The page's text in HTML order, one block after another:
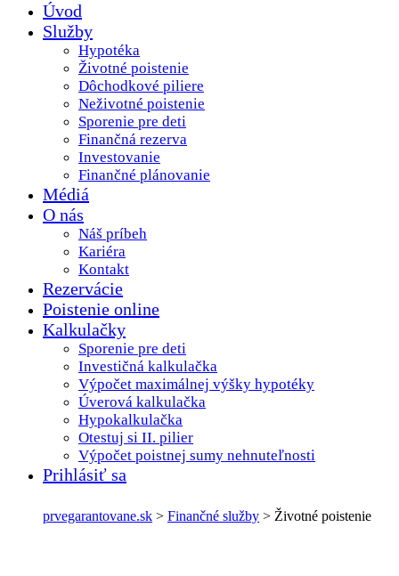
Úvod
Služby
Hypotéka
Životné poistenie
Dôchodkové piliere
Neživotné poistenie
Sporenie pre deti
Finančná rezerva
Investovanie
Finančné plánovanie
Médiá
O nás
Náš príbeh
Kariéra
Kontakt
Rezervácie
Poistenie online
Kalkulačky
Sporenie pre deti
Investičná kalkulačka
Výpočet maximálnej výšky hypotéky
Úverová kalkulačka
Hypokalkulačka
Otestuj si II. pilier
Výpočet poistnej sumy nehnuteľnosti
Prihlásiť sa
prvegarantovane.sk > Finančné služby > Životné poistenie